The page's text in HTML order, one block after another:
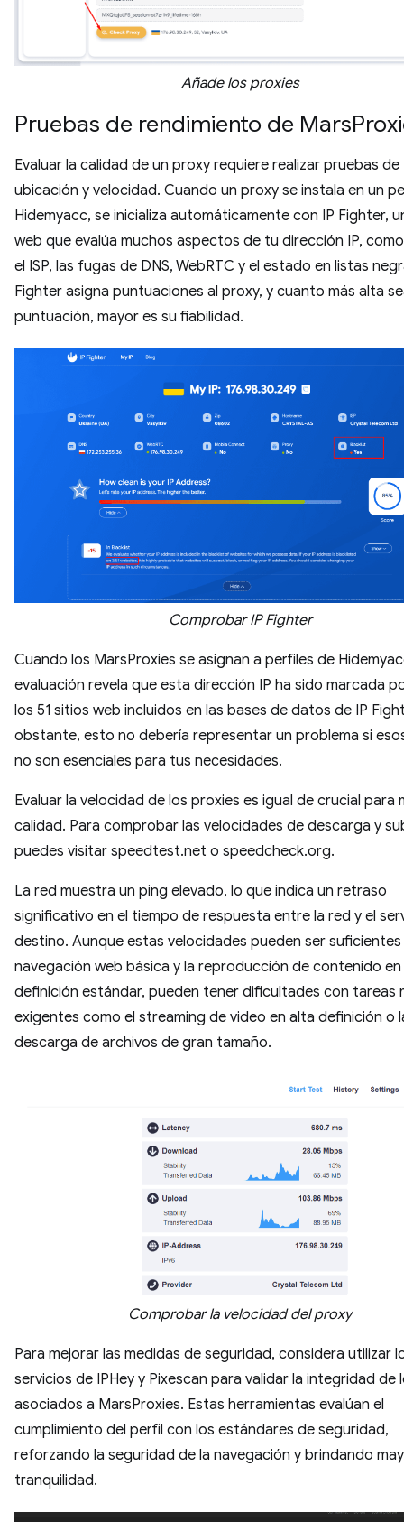
Añade los proxies
Pruebas de rendimiento de
Evaluar la calidad de un proxy requiere realizar pruebas de
ubicación y velocidad. Cuando un proxy se instala en un
Hidemyacc, se inicializa automáticamente con IP Fighter,
web que evalúa muchos aspectos de tu dirección IP,
el ISP, las fugas de DNS, WebRTC y el estado en listas
Fighter asigna puntuaciones al proxy, y cuanto más alta
puntuación, mayor es su fiabilidad.
Comprobar IP Fighter
Cuando los MarsProxies se asignan a perfiles de
evaluación revela que esta dirección IP ha sido marcada
los 51 sitios web incluidos en las bases de datos de IP
obstante, esto no debería representar un problema si
no son esenciales para tus necesidades.
Evaluar la velocidad de los proxies es igual de crucial para
calidad. Para comprobar las velocidades de descarga y
puedes visitar speedtest.net o speedcheck.org.
La red muestra un ping elevado, lo que indica un retraso
significativo en el tiempo de respuesta entre la red y el
destino. Aunque estas velocidades pueden ser suficientes
navegación web básica y la reproducción de contenido en
definición estándar, pueden tener dificultades con tareas
exigentes como el streaming de video en alta definición o
descarga de archivos de gran tamaño.
Comprobar la velocidad del proxy
Para mejorar las medidas de seguridad, considera utilizar
servicios de IPHey y Pixescan para validar la integridad de
asociados a MarsProxies. Estas herramientas evalúan el
cumplimiento del perfil con los estándares de seguridad,
reforzando la seguridad de la navegación y brindando
tranquilidad.